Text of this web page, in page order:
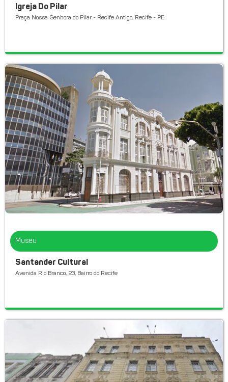
Igreja Do Pilar
Praça Nossa Senhora do Pilar - Recife Antigo, Recife - PE.
Museu
Santander Cultural
Avenida Rio Branco, 23, Bairro do Recife